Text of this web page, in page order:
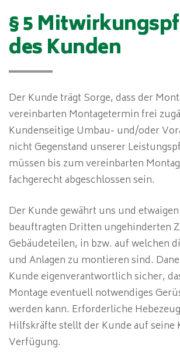
§ 5
des Kunden
Der Kunde trägt Sorge, dass der
vereinbarten Montagetermin frei
Kundenseitige Umbau- und/oder
nicht Gegenstand unserer
müssen bis zum vereinbarten
fachgerecht abgeschlossen sein.
Der Kunde gewährt uns und
beauftragten Dritten ungehinderten
Gebäudeteilen, in bzw. auf welchen
und Anlagen zu montieren sind.
Kunde eigenverantwortlich sicher,
Montage eventuell notwendiges
werden kann. Erforderliche
Hilfskräfte stellt der Kunde auf seine
Verfügung.